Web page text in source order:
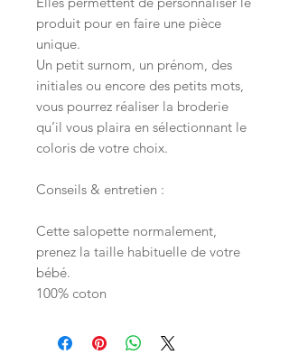
produit pour en faire une pièce
unique.
Un petit surnom, un prénom, des
initiales ou encore des petits mots,
vous pourrez réaliser la broderie
qu’il vous plaira en sélectionnant le
coloris de votre choix.
Conseils & entretien :
Cette salopette normalement,
prenez la taille habituelle de votre
bébé.
100% coton